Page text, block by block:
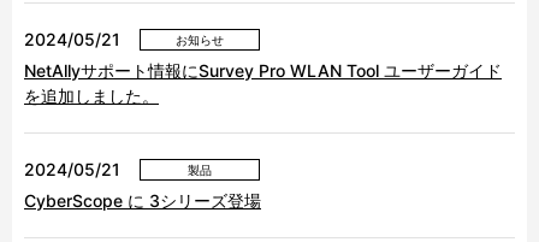
2024/05/21 お知らせ
NetAllyサポート情報にSurvey Pro WLAN Tool ユーザーガイド
を追加しました。
2024/05/21 製品
CyberScope に 3シリーズ登場